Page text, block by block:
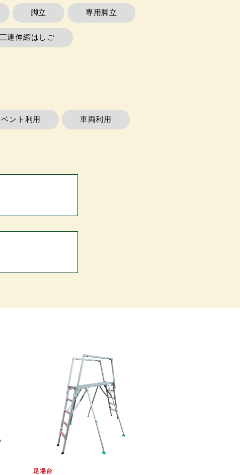
脚立 専用脚立
三連伸縮はしご
ベント利用 車両利用
足場台